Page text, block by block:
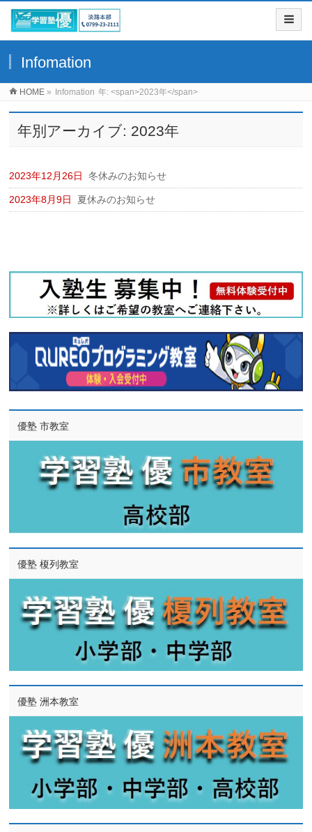
Infomation
HOME » Infomation 年: <span>2023年</span>
年別アーカイブ: 2023年
2023年12月26日 冬休みのお知らせ
2023年8月9日 夏休みのお知らせ
優塾 市教室
優塾 榎列教室
優塾 洲本教室